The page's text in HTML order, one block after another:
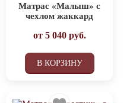
Матрас «Малыш» с
чехлом жаккард
от 5 040руб.
В КОРЗИНУ